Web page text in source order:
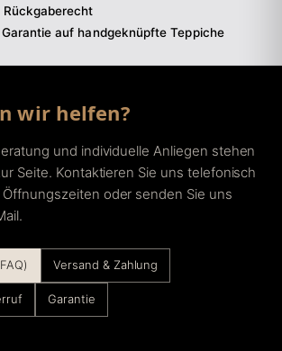
Rückgaberecht
auf handgeknüpfte Teppiche
wir helfen?
und individuelle Anliegen stehen
Seite. Kontaktieren Sie uns telefonisch
oder senden Sie uns
Versand & Zahlung
Garantie